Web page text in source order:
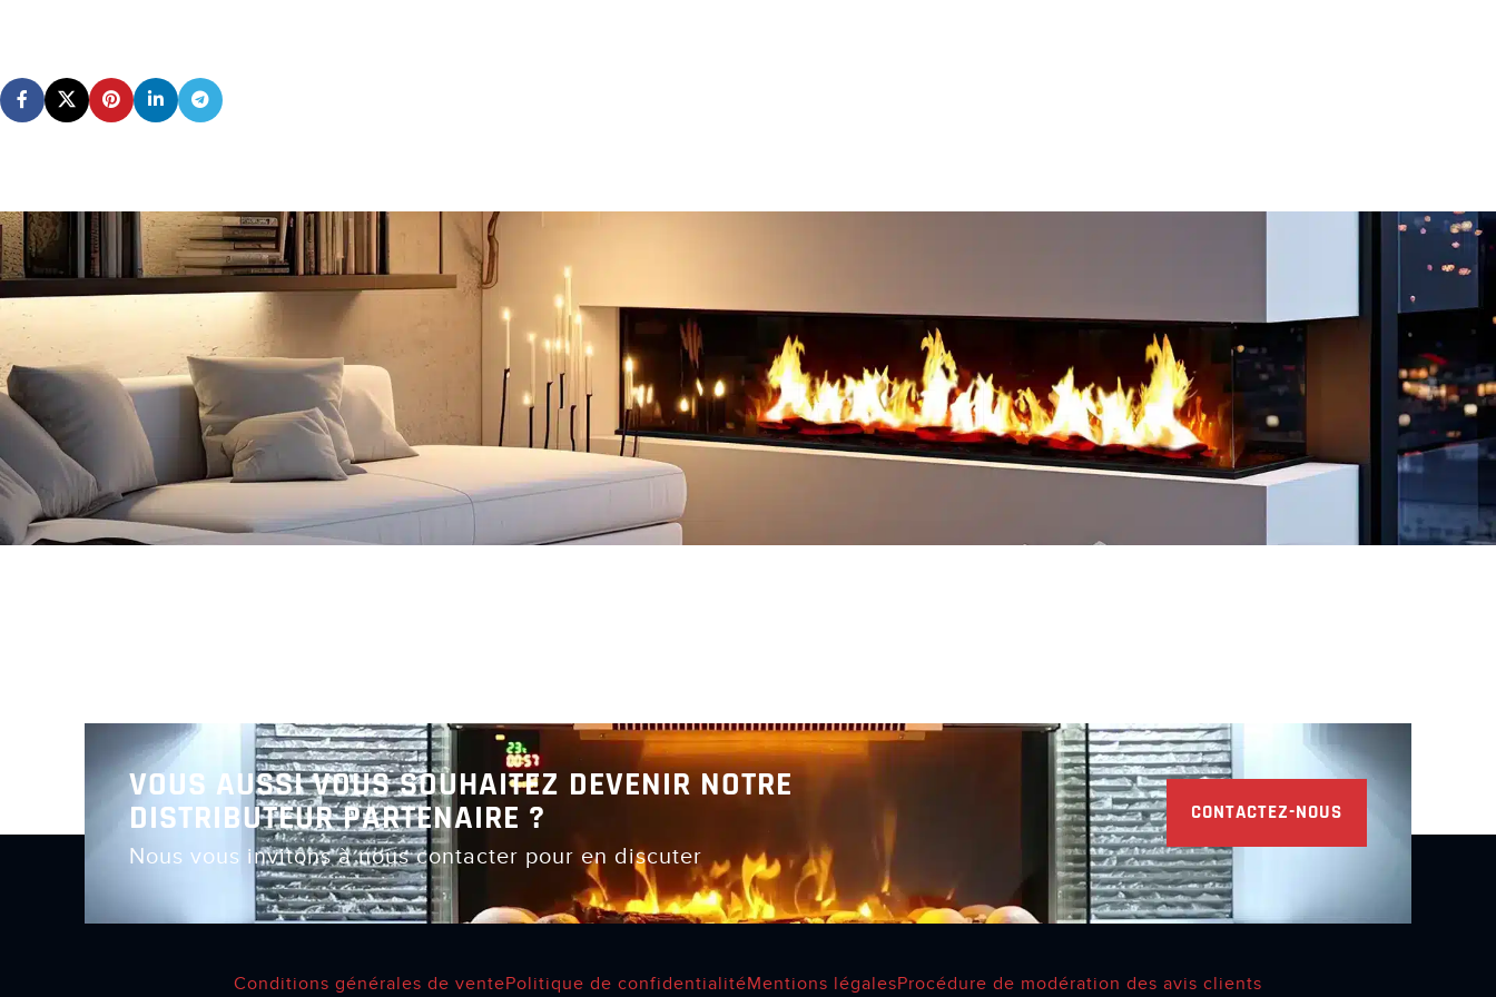
VOUS AUSSI VOUS SOUHAITEZ DEVENIR NOTRE
DISTRIBUTEUR PARTENAIRE ?
Nous vous invitons à nous contacter pour en discuter
CONTACTEZ-NOUS
Conditions générales de ventePolitique de confidentialitéMentions légalesProcédure de modération des avis clients